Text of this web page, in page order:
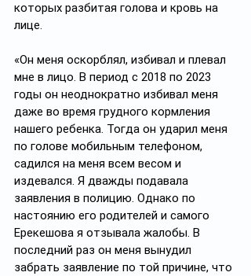
которых разбитая голова и кровь на
лице.
«Он меня оскорблял, избивал и плевал
мне в лицо. В период с 2018 по 2023
годы он неоднократно избивал меня
даже во время грудного кормления
нашего ребенка. Тогда он ударил меня
по голове мобильным телефоном,
садился на меня всем весом и
издевался. Я дважды подавала
заявления в полицию. Однако по
настоянию его родителей и самого
Ерекешова я отзывала жалобы. В
последний раз он меня вынудил
забрать заявление по той причине, что